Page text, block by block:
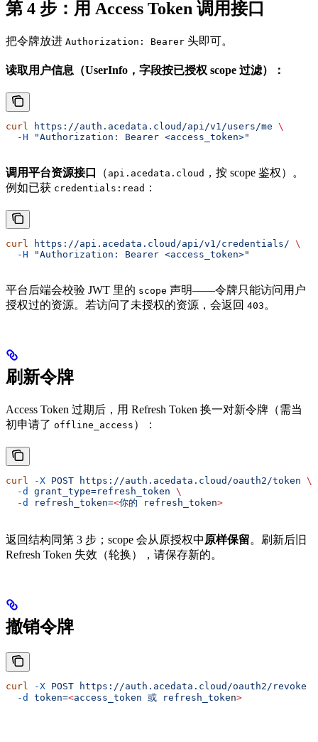
第 4 步：用 Access Token 调用接口
把令牌放进 Authorization: Bearer 头即可。
读取用户信息（UserInfo，字段按已授权 scope 过滤）：
curl https://auth.acedata.cloud/api/v1/users/me \
  -H
"Authorization: Bearer <access_token>"
调用平台资源接口 （ api.acedata.cloud ，按 scope 鉴权）。
例如已获 credentials:read ：
curl https://api.acedata.cloud/api/v1/credentials/ \
  -H
"Authorization: Bearer <access_token>"
平台后端会校验 JWT 里的 scope 声明——令牌只能访问用户
授权过的资源。若访问了未授权的资源，会返回 403 。
刷新令牌
Access Token 过期后，用 Refresh Token 换一对新令牌（需当
初申请了 offline_access ）：
curl -X POST https://auth.acedata.cloud/oauth2/token \
  -d
grant_type=refresh_token \
  -d
refresh_token=<你的 refresh_token>
返回结构同第 3 步；scope 会从原授权中 原样保留。刷新后旧
Refresh Token 失效（轮换），请保存新的。
撤销令牌
curl -X POST https://auth.acedata.cloud/oauth2/revoke
  -d
token=<access_token 或 refresh_token>